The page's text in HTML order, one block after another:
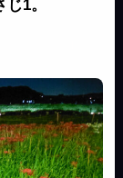
1。